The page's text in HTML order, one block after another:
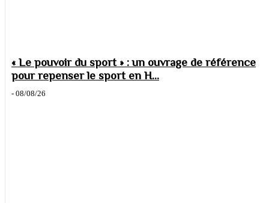
« Le pouvoir du sport » : un ouvrage de référence
pour repenser le sport en H...
- 08/08/26